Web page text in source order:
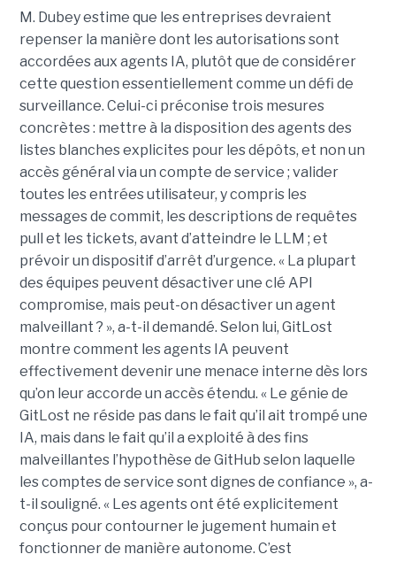
M. Dubey estime que les entreprises devraient
repenser la manière dont les autorisations sont
accordées aux agents IA, plutôt que de considérer
cette question essentiellement comme un défi de
surveillance. Celui-ci préconise trois mesures
concrètes : mettre à la disposition des agents des
listes blanches explicites pour les dépôts, et non un
accès général via un compte de service ; valider
toutes les entrées utilisateur, y compris les
messages de commit, les descriptions de requêtes
pull et les tickets, avant d’atteindre le LLM ; et
prévoir un dispositif d’arrêt d’urgence. « La plupart
des équipes peuvent désactiver une clé API
compromise, mais peut-on désactiver un agent
malveillant ? », a-t-il demandé. Selon lui, GitLost
montre comment les agents IA peuvent
effectivement devenir une menace interne dès lors
qu’on leur accorde un accès étendu. « Le génie de
GitLost ne réside pas dans le fait qu’il ait trompé une
IA, mais dans le fait qu’il a exploité à des fins
malveillantes l’hypothèse de GitHub selon laquelle
les comptes de service sont dignes de confiance », a-
t-il souligné. « Les agents ont été explicitement
conçus pour contourner le jugement humain et
fonctionner de manière autonome. C’est